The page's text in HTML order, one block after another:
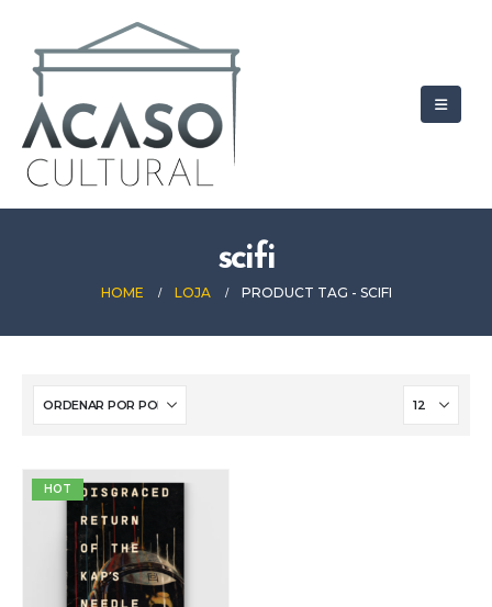
scifi
HOME LOJA PRODUCT TAG - SCIFI
HOT